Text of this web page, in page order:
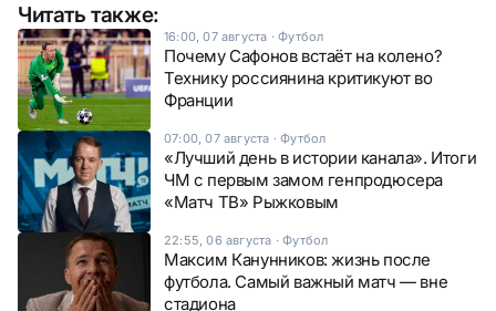
Читать также:
16:00, 07 августа ·Футбол
Почему Сафонов встаёт на колено?
Технику россиянина критикуют во
Франции
07:00, 07 августа ·Футбол
«Лучший день в истории канала». Итоги
ЧМ с первым замом генпродюсера
«Матч ТВ» Рыжковым
22:55, 06 августа ·Футбол
Максим Канунников: жизнь после
футбола. Самый важный матч — вне
стадиона